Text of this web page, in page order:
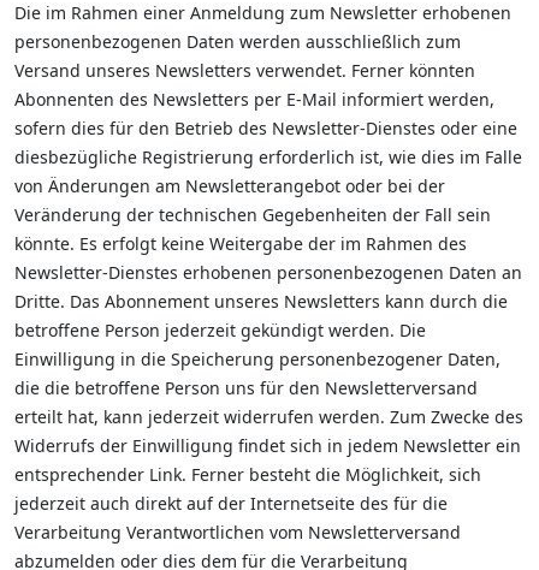
Die im Rahmen einer Anmeldung zum Newsletter erhobenen
personenbezogenen Daten werden ausschließlich zum
Versand unseres Newsletters verwendet. Ferner könnten
Abonnenten des Newsletters per E-Mail informiert werden,
sofern dies für den Betrieb des Newsletter-Dienstes oder eine
diesbezügliche Registrierung erforderlich ist, wie dies im Falle
von Änderungen am Newsletterangebot oder bei der
Veränderung der technischen Gegebenheiten der Fall sein
könnte. Es erfolgt keine Weitergabe der im Rahmen des
Newsletter-Dienstes erhobenen personenbezogenen Daten an
Dritte. Das Abonnement unseres Newsletters kann durch die
betroffene Person jederzeit gekündigt werden. Die
Einwilligung in die Speicherung personenbezogener Daten,
die die betroffene Person uns für den Newsletterversand
erteilt hat, kann jederzeit widerrufen werden. Zum Zwecke des
Widerrufs der Einwilligung findet sich in jedem Newsletter ein
entsprechender Link. Ferner besteht die Möglichkeit, sich
jederzeit auch direkt auf der Internetseite des für die
Verarbeitung Verantwortlichen vom Newsletterversand
abzumelden oder dies dem für die Verarbeitung